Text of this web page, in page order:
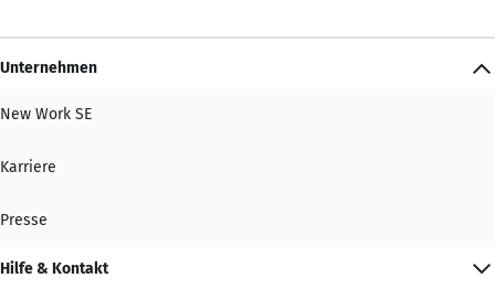
Unternehmen
New Work SE
Karriere
Presse
Hilfe & Kontakt